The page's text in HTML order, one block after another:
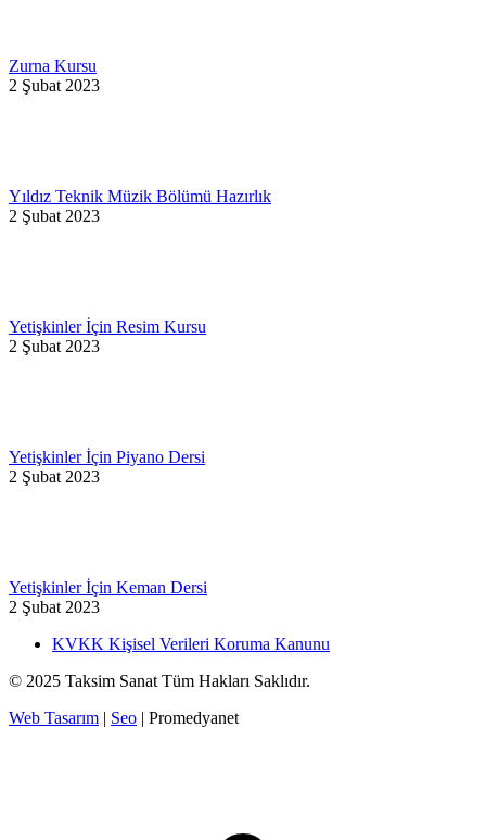
Zurna Kursu
2 Şubat 2023
Yıldız Teknik Müzik Bölümü Hazırlık
2 Şubat 2023
Yetişkinler İçin Resim Kursu
2 Şubat 2023
Yetişkinler İçin Piyano Dersi
2 Şubat 2023
Yetişkinler İçin Keman Dersi
2 Şubat 2023
KVKK Kişisel Verileri Koruma Kanunu
© 2025 Taksim Sanat Tüm Hakları Saklıdır.
Web Tasarım | Seo | Promedyanet